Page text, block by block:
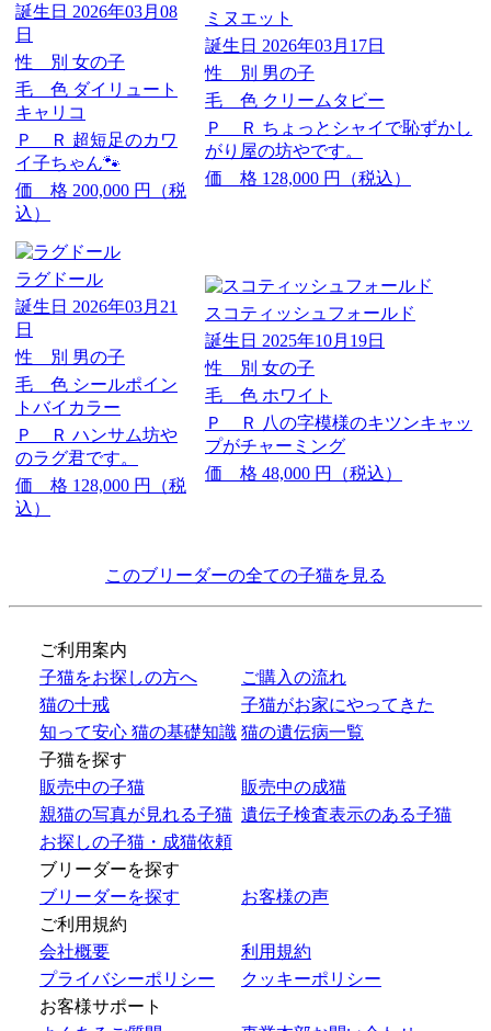
誕生日 2026年03月08
日
性 別 女の子
毛 色 ダイリュート
キャリコ
Ｐ Ｒ 超短足のカワ
イ子ちゃん🐾
価 格 200,000 円（税
込）
ミヌエット
誕生日 2026年03月17日
性 別 男の子
毛 色 クリームタビー
Ｐ Ｒ ちょっとシャイで恥ずかし
がり屋の坊やです。
価 格 128,000 円（税込）
ラグドール
誕生日 2026年03月21
日
性 別 男の子
毛 色 シールポイン
トバイカラー
Ｐ Ｒ ハンサム坊や
のラグ君です。
価 格 128,000 円（税
込）
スコティッシュフォールド
誕生日 2025年10月19日
性 別 女の子
毛 色 ホワイト
Ｐ Ｒ 八の字模様のキツンキャッ
プがチャーミング
価 格 48,000 円（税込）
このブリーダーの全ての子猫を見る
ご利用案内
子猫をお探しの方へ
ご購入の流れ
猫の十戒
子猫がお家にやってきた
知って安心 猫の基礎知識 猫の遺伝病一覧
子猫を探す
販売中の子猫
販売中の成猫
親猫の写真が見れる子猫 遺伝子検査表示のある子猫
お探しの子猫・成猫依頼
ブリーダーを探す
ブリーダーを探す
お客様の声
ご利用規約
会社概要
利用規約
プライバシーポリシー
クッキーポリシー
お客様サポート